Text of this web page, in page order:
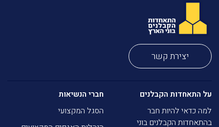
יצירת קשר
על התאחדות הקבלנים
למה כדאי להיות חבר
בהתאחדות הקבלנים בוני
חברי הנשיאות
הסגל המקצועי